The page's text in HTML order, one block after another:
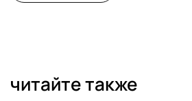
читайте также